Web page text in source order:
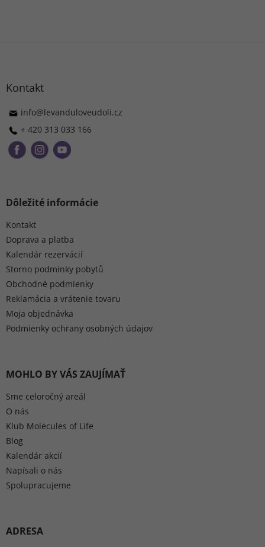
Kontakt
info@levanduloveudoli.cz
+ 420 313 033 166
Dôležité informácie
Kontakt
Doprava a platba
Kalendár rezervácií
Storno podmínky pobytů
Obchodné podmienky
Reklamácia a vrátenie tovaru
Moja objednávka
Podmienky ochrany osobných údajov
MOHLO BY VÁS ZAUJÍMAŤ
Sme celoročný areál
O nás
Klub Molecules of Life
Blog
Kalendár akcií
Napísali o nás
Spolupracujeme
ADRESA